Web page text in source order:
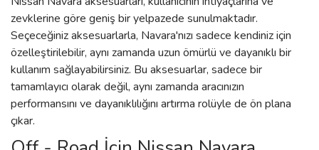
zevklerine göre geniş bir yelpazede sunulmaktadır.
Seçeceğiniz aksesuarlarla, Navara'nızı sadece kendiniz için
özelleştirilebilir, aynı zamanda uzun ömürlü ve dayanıklı bir
kullanım sağlayabilirsiniz. Bu aksesuarlar, sadece bir
tamamlayıcı olarak değil, aynı zamanda aracınızın
performansını ve dayanıklılığını artırma rolüyle de ön plana
çıkar.